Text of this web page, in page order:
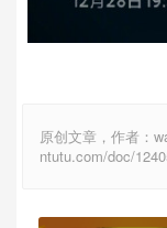
原创文章，作者：
ntutu.com/doc/